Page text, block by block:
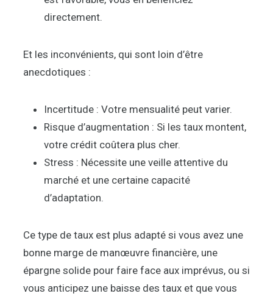
directement.
Et les inconvénients, qui sont loin d’être
anecdotiques :
Incertitude : Votre mensualité peut varier.
Risque d’augmentation : Si les taux montent,
votre crédit coûtera plus cher.
Stress : Nécessite une veille attentive du
marché et une certaine capacité
d’adaptation.
Ce type de taux est plus adapté si vous avez une
bonne marge de manœuvre financière, une
épargne solide pour faire face aux imprévus, ou si
vous anticipez une baisse des taux et que vous